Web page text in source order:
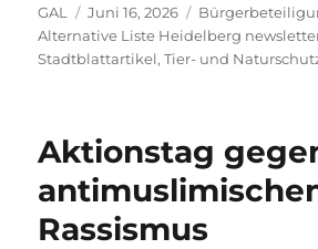
Autor
GAL
Veröffentlicht
am
Juni 16, 2026 Kategorien
Alternative Liste Heidelberg
Stadtblattartikel,Tier- und
Aktionstag
Rassismus